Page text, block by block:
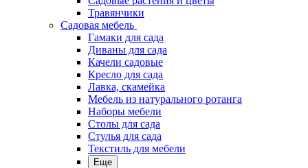
Травянчики
Садовая мебель
Гамаки для сада
Диваны для сада
Качели садовые
Кресло для сада
Лавка, скамейка
Мебель из натурального ротанга
Наборы мебели
Столы для сада
Стулья для сада
Текстиль для мебели
Еще